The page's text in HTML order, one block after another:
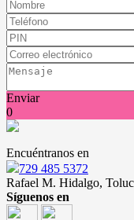
Enviar
0
Encuéntranos en
729 485 5372
Rafael M. Hidalgo,
Síguenos en